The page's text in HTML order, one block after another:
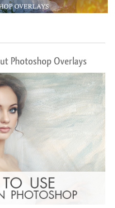
Photoshop Overlays